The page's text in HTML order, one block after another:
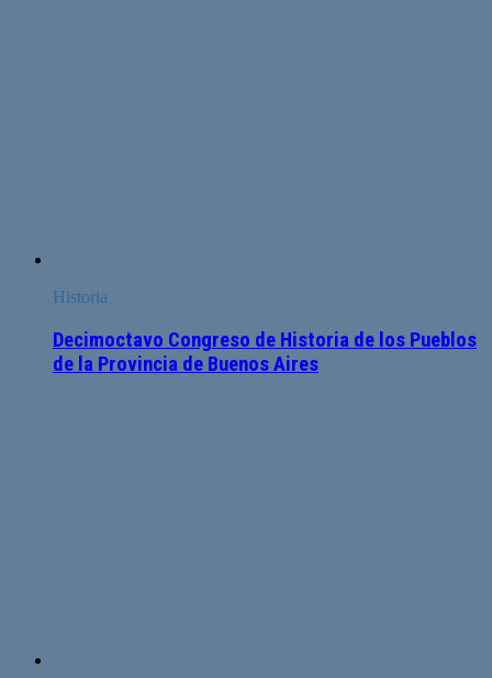
Historia
Decimoctavo Congreso de Historia de los Pueblos
de la Provincia de Buenos Aires